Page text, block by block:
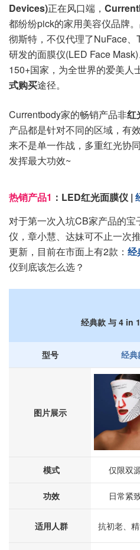
Devices)正在风口端，
都纷纷pick的家用美容仪品牌
彻斯特，不仅代理了NuFace
研发的面膜仪(LED Face
150+国家，为全世界的爱美人
式购买途径。
Currentbody家的畅销产品非红
产品都是针对不同的区域，有
来不是单一作战，多重红光协
发挥最大功效~
热销产品1 ：LED红光面膜仪 |
对于第一次入坑CB家产品的
仪，章小慧、达妹可不止一次
更新，目前在市面上有2款： 经
仪到底该怎么选？
经典款 与 4 in
型号 经典
图片展示
模式 仅限双
功效 日常紧
适用人群 抗初老、